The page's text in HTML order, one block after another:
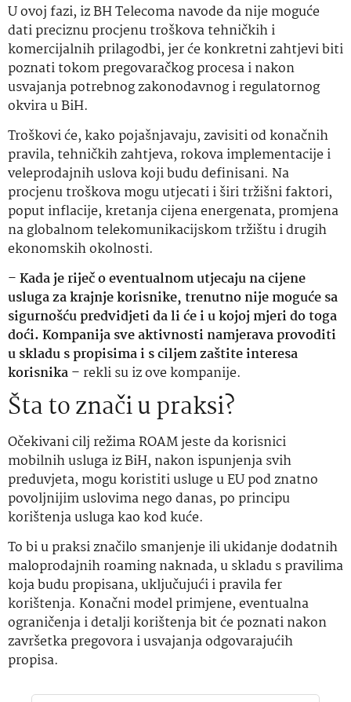
U ovoj fazi, iz BH Telecoma navode da nije moguće
dati preciznu procjenu troškova tehničkih i
komercijalnih prilagodbi, jer će konkretni zahtjevi biti
poznati tokom pregovaračkog procesa i nakon
usvajanja potrebnog zakonodavnog i regulatornog
okvira u BiH.
Troškovi će, kako pojašnjavaju, zavisiti od konačnih
pravila, tehničkih zahtjeva, rokova implementacije i
veleprodajnih uslova koji budu definisani. Na
procjenu troškova mogu utjecati i širi tržišni faktori,
poput inflacije, kretanja cijena energenata, promjena
na globalnom telekomunikacijskom tržištu i drugih
ekonomskih okolnosti.
–Kada je riječ o eventualnom utjecaju na cijene
usluga za krajnje korisnike, trenutno nije moguće sa
sigurnošću predvidjeti da li će i u kojoj mjeri do toga
doći. Kompanija sve aktivnosti namjerava provoditi
u skladu s propisima i s ciljem zaštite interesa
korisnika– rekli su iz ove kompanije.
Šta to znači u praksi?
Očekivani cilj režima ROAM jeste da korisnici
mobilnih usluga iz BiH, nakon ispunjenja svih
preduvjeta, mogu koristiti usluge u EU pod znatno
povoljnijim uslovima nego danas, po principu
korištenja usluga kao kod kuće.
To bi u praksi značilo smanjenje ili ukidanje dodatnih
maloprodajnih roaming naknada, u skladu s pravilima
koja budu propisana, uključujući i pravila fer
korištenja. Konačni model primjene, eventualna
ograničenja i detalji korištenja bit će poznati nakon
završetka pregovora i usvajanja odgovarajućih
propisa.